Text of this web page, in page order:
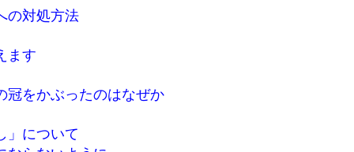
の対処方法
ます
冠をかぶったのはなぜか
」について